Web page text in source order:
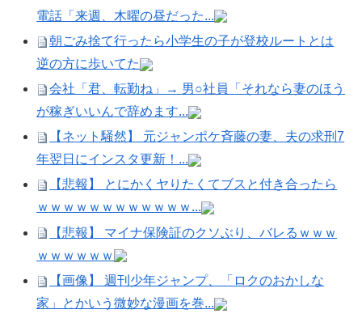
電話「来週、木曜の昼だった...
朝ごみ捨て行ったら小学生の子が登校ルートとは
逆の方に歩いてた
会社「君、転勤ね」→ 男○社員「それなら妻のほう
が稼ぎいいんで辞めます...
【ネット騒然】 元ジャンポケ斉藤の妻、夫の求刑7
年翌日にインスタ更新！...
【悲報】 とにかくヤりたくてブスと付き合ったら
ｗｗｗｗｗｗｗｗｗｗｗｗ...
【悲報】 マイナ保険証のクソぶり、バレるｗｗｗ
ｗｗｗｗｗｗ
【画像】 週刊少年ジャンプ、「ロクのおかしな
家」とかいう微妙な漫画を巻...